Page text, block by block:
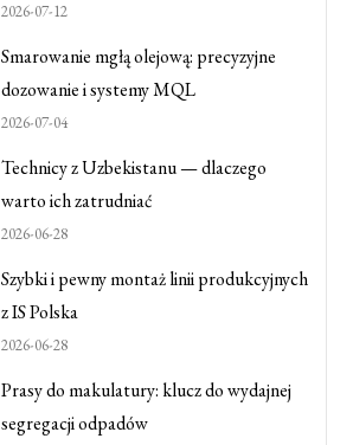
2026-07-12
Smarowanie mgłą olejową: precyzyjne
dozowanie i systemy MQL
2026-07-04
Technicy z Uzbekistanu — dlaczego
warto ich zatrudniać
2026-06-28
Szybki i pewny montaż linii produkcyjnych
z IS Polska
2026-06-28
Prasy do makulatury: klucz do wydajnej
segregacji odpadów